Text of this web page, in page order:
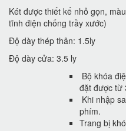
Két được thiết kế nhỏ gọn,
tĩnh điện chống trầy xước)
Độ dày thép thân: 1.5ly
Độ dày cửa: 3.5 ly
Bộ khóa
đặt được từ
Khi nhập
phím.
Trang bị